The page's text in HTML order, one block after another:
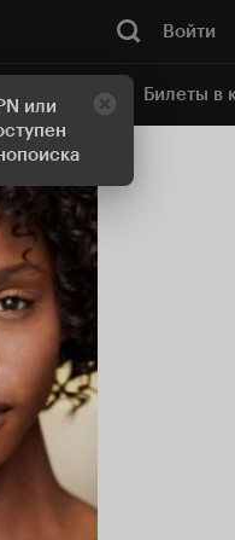
или
Войти
Билеты в